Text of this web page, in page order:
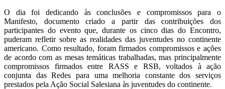
O dia foi dedicando às conclusões e compromissos para o
Manifesto, documento criado a partir das contribuições dos
participantes do evento que, durante os cinco dias do Encontro,
puderam refletir sobre as realidades das juventudes no continente
americano. Como resultado, foram firmados compromissos e ações
de acordo com as mesas temáticas trabalhadas, mas principalmente
compromissos firmados entre RASS e RSB, voltados à ação
conjunta das Redes para uma melhoria constante dos serviços
prestados pela Ação Social Salesiana às juventudes do continente.